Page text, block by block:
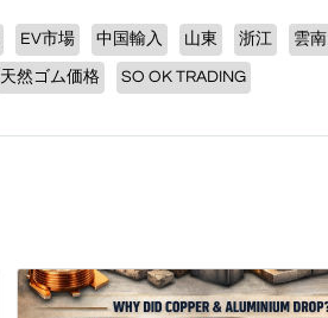
EV市場 中国輸入 山東 浙江 雲南
天然ゴム価格 SO OK TRADING